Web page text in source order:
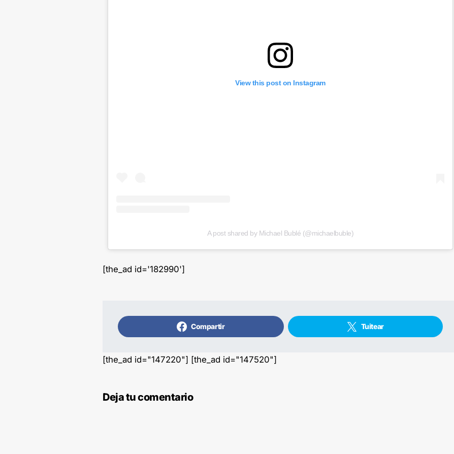
View this post on Instagram
A post shared by Michael Bublé (@michaelbuble)
[the_ad id='182990']
Compartir Tuitear
[the_ad id="147220"] [the_ad id="147520"]
Deja tu comentario